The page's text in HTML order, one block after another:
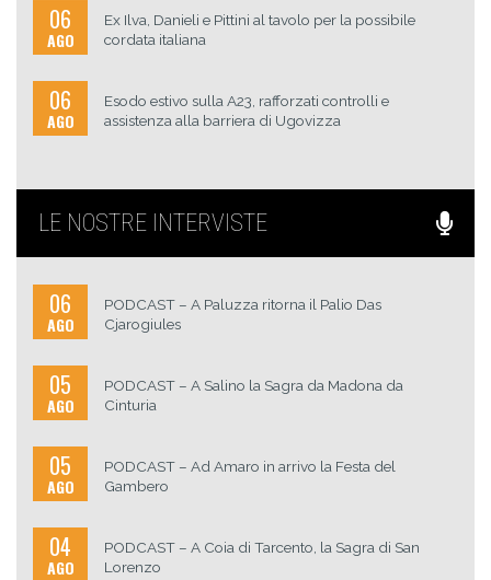
06
AGO
Ex Ilva, Danieli e Pittini al tavolo per la possibile
cordata italiana
06
AGO
Esodo estivo sulla A23, rafforzati controlli e
assistenza alla barriera di Ugovizza
LE NOSTRE INTERVISTE
06
AGO
PODCAST – A Paluzza ritorna il Palio Das
Cjarogiules
05
AGO
PODCAST – A Salino la Sagra da Madona da
Cinturia
05
AGO
PODCAST – Ad Amaro in arrivo la Festa del
Gambero
04
AGO
PODCAST – A Coia di Tarcento, la Sagra di San
Lorenzo